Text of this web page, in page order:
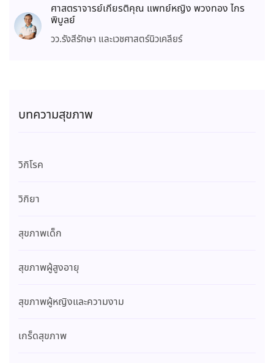
ศาสตราจารย์เกียรติคุณ แพทย์หญิง พวงทอง ไกร
พิบูลย์
วว.รังสีรักษา และเวชศาสตร์นิวเคลียร์
บทความสุขภาพ
วิกิโรค
วิกิยา
สุขภาพเด็ก
สุขภาพผู้สูงอายุ
สุขภาพผู้หญิงและความงาม
เกร็ดสุขภาพ